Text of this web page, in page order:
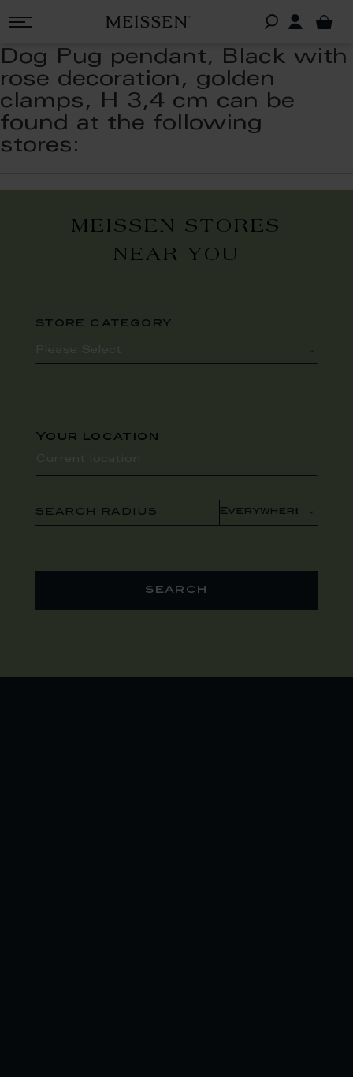
Dog Pug pendant, Black with
rose decoration, golden
clamps, H 3,4 cm can be
found at the following
stores:
MEISSEN STORES
NEAR YOU
store category
Your location
SEARCH RADIUS
search